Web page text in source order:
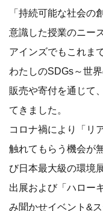
「持続可能な社会の
意識した授業のニー
アインズでもこれま
わたしのSDGs～世
販売や寄付を通じて
てきました。
コロナ禍により「リ
触れてもらう機会が
び日本最大級の環境
出展および「ハロー
み聞かせイベント&